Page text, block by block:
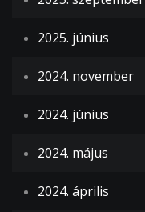
2025. június
2024. november
2024. június
2024. május
2024. április